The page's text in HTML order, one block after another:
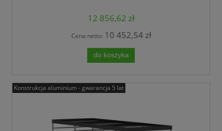
12 856,62 zł
Cena netto: 10 452,54 zł
do koszyka
Konstrukcja aluminium - gwarancja 5 lat